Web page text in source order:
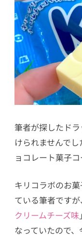
筆者が探したド
けられませんで
ョコレート菓子コ
キリコラボのお
ている筆者です
クリームチーズ味
なっていたので